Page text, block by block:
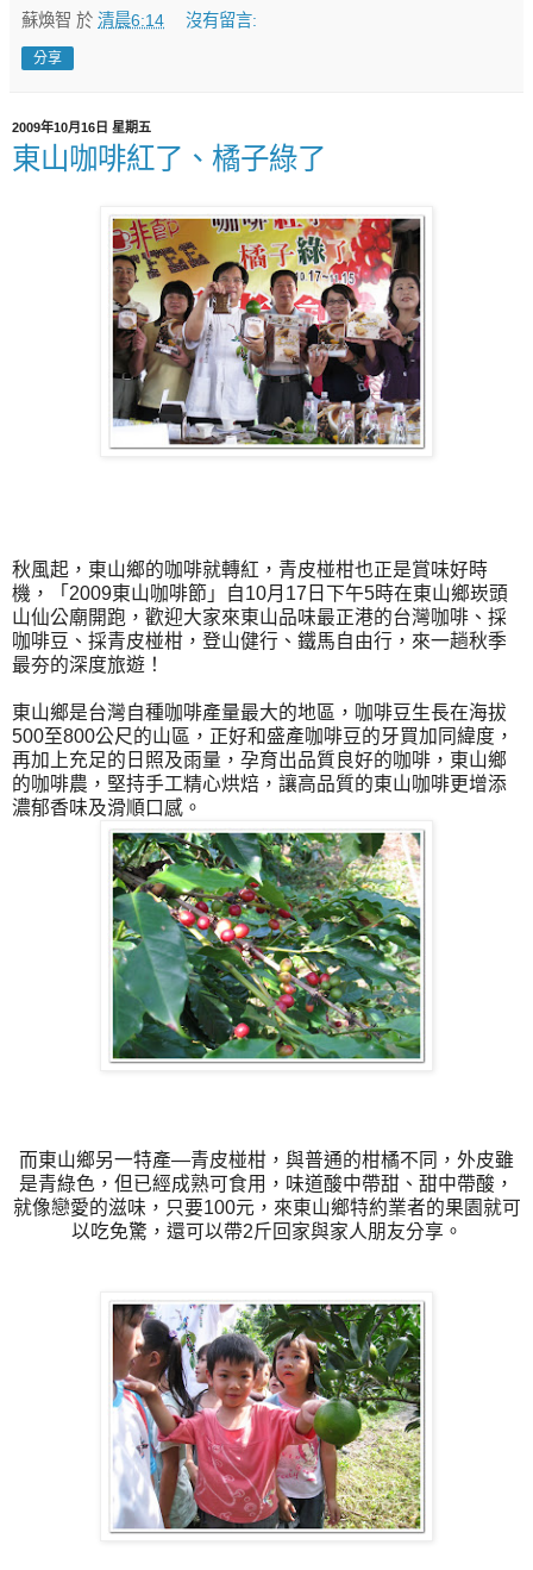
蘇煥智 於 清晨6:14 沒有留言:
分享
2009年10月16日 星期五
東山咖啡紅了、橘子綠了
秋風起，東山鄉的咖啡就轉紅，青皮椪柑也正是賞味好時
機，「2009東山咖啡節」自10月17日下午5時在東山鄉崁頭
山仙公廟開跑，歡迎大家來東山品味最正港的台灣咖啡、採
咖啡豆、採青皮椪柑，登山健行、鐵馬自由行，來一趟秋季
最夯的深度旅遊！
東山鄉是台灣自種咖啡產量最大的地區，咖啡豆生長在海拔
500至800公尺的山區，正好和盛產咖啡豆的牙買加同緯度，
再加上充足的日照及雨量，孕育出品質良好的咖啡，東山鄉
的咖啡農，堅持手工精心烘焙，讓高品質的東山咖啡更增添
濃郁香味及滑順口感。
而東山鄉另一特產—青皮椪柑，與普通的柑橘不同，外皮雖
是青綠色，但已經成熟可食用，味道酸中帶甜、甜中帶酸，
就像戀愛的滋味，只要100元，來東山鄉特約業者的果園就可
以吃免驚，還可以帶2斤回家與家人朋友分享。